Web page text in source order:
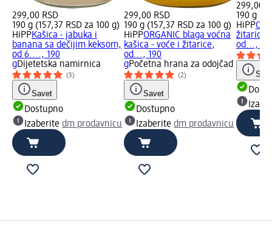
299,00 RSD
190 g (157,37 RSD za 100 g)
HiPPKašica - jabuka i
banana sa dečijim keksom,
od 6...., 190
gDijetetska namirnica
(3)
Savet
Dostupno
Izaberite dm prodavnicu
299,00 RSD
190 g (157,37 RSD za 100 g)
HiPPORGANIC blaga voćna
kašica - voće i žitarice,
od..., 190
gPočetna hrana za odojčad
(2)
Savet
Dostupno
Izaberitedm prodavnicu
299,00
190 g
HiPP
žitarice-
od...,